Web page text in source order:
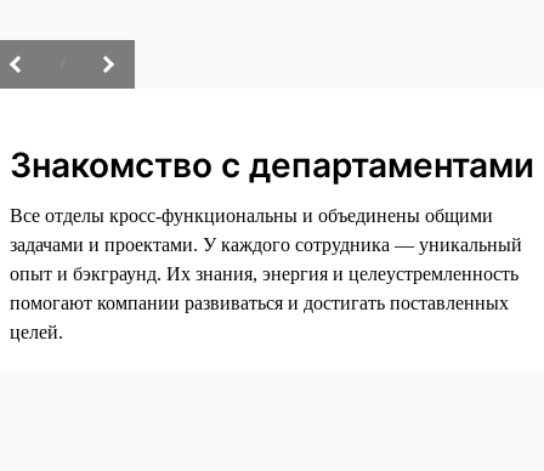
Знакомство с департаментами
Все отделы кросс-функциональны и объединены общими
задачами и проектами. У каждого сотрудника — уникальный
опыт и бэкграунд. Их знания, энергия и целеустремленность
помогают компании развиваться и достигать поставленных
целей.